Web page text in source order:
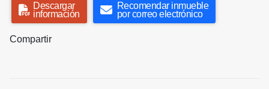
Descargar
información
Recomendar inmueble
por correo electrónico
Compartir